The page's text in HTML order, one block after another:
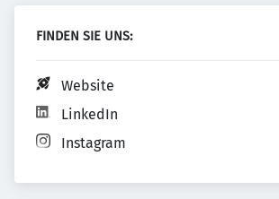
FINDEN SIE UNS:
Website
LinkedIn
Instagram